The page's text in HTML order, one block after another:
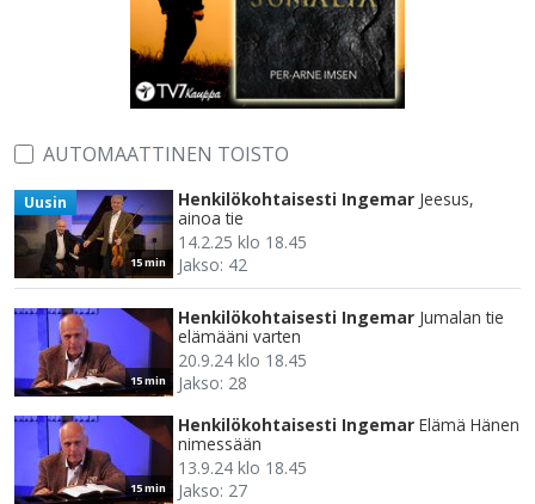
AUTOMAATTINEN TOISTO
15 min
Uusin Henkilökohtaisesti Ingemar Jeesus,
ainoa tie
14.2.25 klo 18.45
Jakso: 42
15 min
Henkilökohtaisesti Ingemar Jumalan tie
elämääni varten
20.9.24 klo 18.45
Jakso: 28
15 min
Henkilökohtaisesti Ingemar Elämä Hänen
nimessään
13.9.24 klo 18.45
Jakso: 27